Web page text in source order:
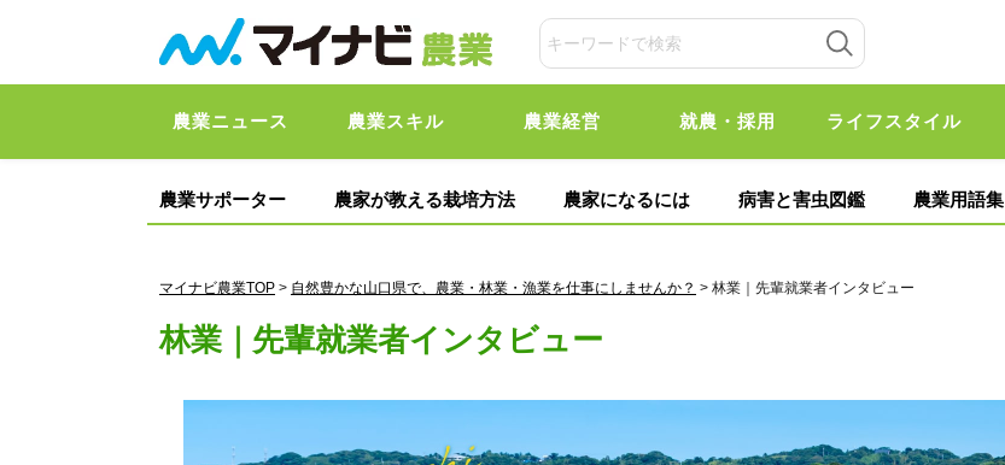
農業ニュース 農業スキル 農業経営 就農・採用 ライフスタイル
農業サポーター 農家が教える栽培方法 農家になるには 病害と害虫図鑑 農業用語集
マイナビ農業TOP > 自然豊かな山口県で、農業・林業・漁業を仕事にしませんか？ > 林業｜先輩就業者インタビュー
林業｜先輩就業者インタビュー